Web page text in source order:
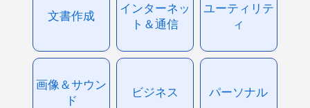
文書作成
インターネッ
ト＆通信
ユーティリテ
ィ
画像＆サウン
ド
ビジネス パーソナル